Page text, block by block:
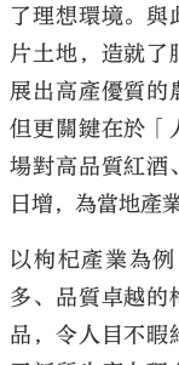
了理想環境。與
片土地，造就了
展出高產優質的
但更關鍵在於「
場對高品質紅酒
日增，為當地產
以枸杞產業為
多、品質卓越的
品，令人目不暇